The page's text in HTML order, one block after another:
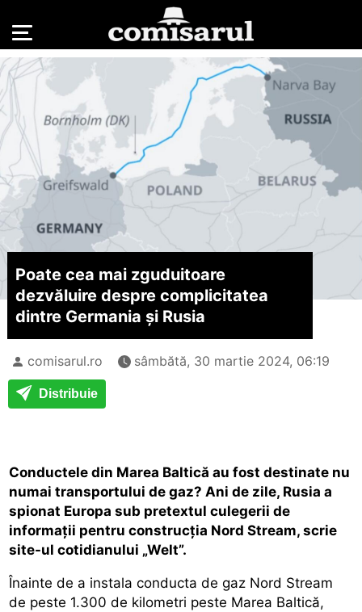
Poate cea mai zguduitoare
dezvăluire despre complicitatea
dintre Germania și Rusia
comisarul.ro sâmbătă, 30 martie 2024, 06:19
Distribuie
Conductele din Marea Baltică au fost destinate nu
numai transportului de gaz? Ani de zile, Rusia a
spionat Europa sub pretextul culegerii de
informații pentru construcția Nord Stream, scrie
site-ul cotidianului „Welt”.
Înainte de a instala conducta de gaz Nord Stream
de peste 1.300 de kilometri peste Marea Baltică,